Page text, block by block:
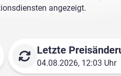
angezeigt.
Letzte
04.08.2026, 12:03 Uhr